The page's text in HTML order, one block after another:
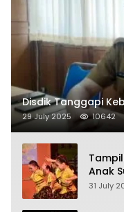
Disdik Tanggapi
29 July 2025 10642
Anak
31 July